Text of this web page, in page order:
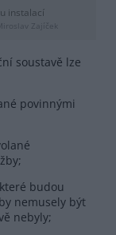
instalací
Zajíček
soustavě lze
povinnými
budou
nemusely být
nebyly;